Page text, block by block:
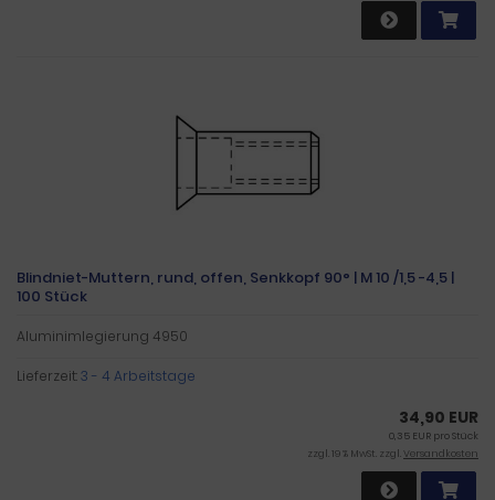
Blindniet-Muttern, rund, offen, Senkkopf 90° | M 10 /1,5 -4,5 |
100 Stück
Aluminimlegierung 4950
Lieferzeit:3 - 4 Arbeitstage
34,90 EUR
0,35 EUR pro Stück
zzgl. 19 % MwSt. zzgl.Versandkosten